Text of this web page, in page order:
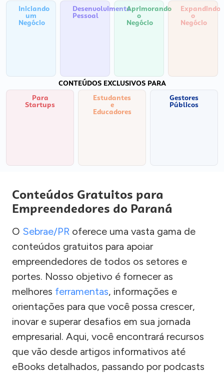
Iniciando
um
Negócio
Desenvolvimento
Pessoal
Aprimorando
o
Negócio
Expandindo
o
Negócio
CONTEÚDOS EXCLUSIVOS PARA
Para
Startups
Estudantes
e
Educadores
Gestores
Públicos
Conteúdos Gratuitos para
Empreendedores do Paraná
O Sebrae/PR oferece uma vasta gama de
conteúdos gratuitos para apoiar
empreendedores de todos os setores e
portes. Nosso objetivo é fornecer as
melhores ferramentas, informações e
orientações para que você possa crescer,
inovar e superar desafios em sua jornada
empresarial. Aqui, você encontrará recursos
que vão desde artigos informativos até
eBooks detalhados, passando por podcasts